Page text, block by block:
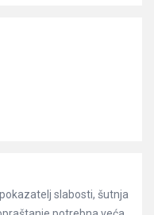
slabosti, šutnja